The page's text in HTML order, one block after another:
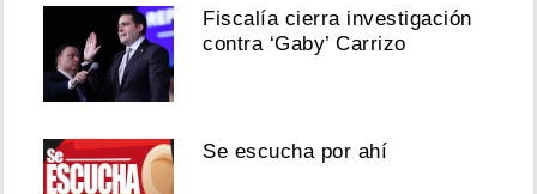
Fiscalía cierra investigación
contra ‘Gaby’ Carrizo
Se escucha por ahí